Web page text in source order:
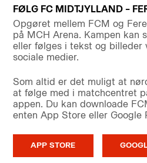
FØLG FC MIDTJYLLAND –
Opgøret mellem FCM og
på MCH Arena. Kampen kan
eller følges i tekst og billeder
sociale medier.
Som altid er det muligt at
at følge med i matchcentret
appen. Du kan downloade
enten App Store eller Google
APP STORE